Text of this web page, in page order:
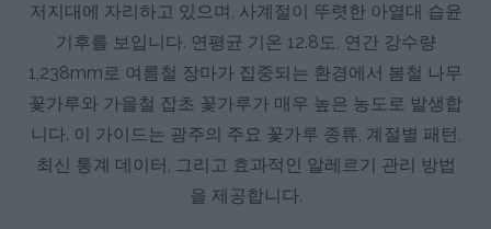
저지대에 자리하고 있으며, 사계절이 뚜렷한 아열대 습윤
기후를 보입니다. 연평균 기온 12.8도, 연간 강수량
1,238mm로 여름철 장마가 집중되는 환경에서 봄철 나무
꽃가루와 가을철 잡초 꽃가루가 매우 높은 농도로 발생합
니다. 이 가이드는 광주의 주요 꽃가루 종류, 계절별 패턴,
최신 통계 데이터, 그리고 효과적인 알레르기 관리 방법
을 제공합니다.